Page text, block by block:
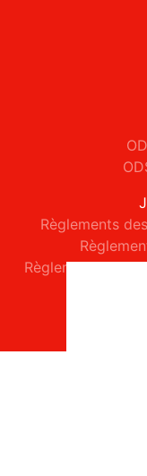
Règlements
Règlements des